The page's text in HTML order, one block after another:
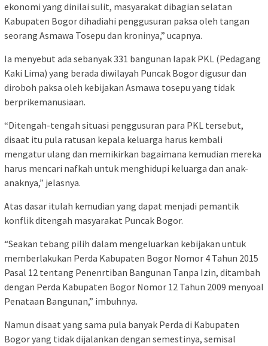
ekonomi yang dinilai sulit, masyarakat dibagian selatan
Kabupaten Bogor dihadiahi penggusuran paksa oleh tangan
seorang Asmawa Tosepu dan kroninya,” ucapnya.
Ia menyebut ada sebanyak 331 bangunan lapak PKL (Pedagang
Kaki Lima) yang berada diwilayah Puncak Bogor digusur dan
diroboh paksa oleh kebijakan Asmawa tosepu yang tidak
berprikemanusiaan.
“Ditengah-tengah situasi penggusuran para PKL tersebut,
disaat itu pula ratusan kepala keluarga harus kembali
mengatur ulang dan memikirkan bagaimana kemudian mereka
harus mencari nafkah untuk menghidupi keluarga dan anak-
anaknya,” jelasnya.
Atas dasar itulah kemudian yang dapat menjadi pemantik
konflik ditengah masyarakat Puncak Bogor.
“Seakan tebang pilih dalam mengeluarkan kebijakan untuk
memberlakukan Perda Kabupaten Bogor Nomor 4 Tahun 2015
Pasal 12 tentang Penenrtiban Bangunan Tanpa Izin, ditambah
dengan Perda Kabupaten Bogor Nomor 12 Tahun 2009 menyoal
Penataan Bangunan,” imbuhnya.
Namun disaat yang sama pula banyak Perda di Kabupaten
Bogor yang tidak dijalankan dengan semestinya, semisal